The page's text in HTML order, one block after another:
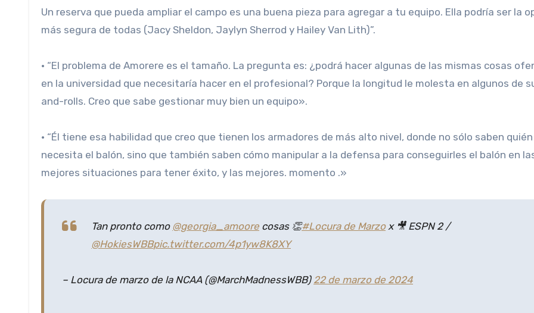
Un reserva que pueda ampliar el campo es una buena pieza para agregar a tu equipo. Ella podría ser la
más segura de todas (Jacy Sheldon, Jaylyn Sherrod y Hailey Van Lith)”.
• “El problema de Amorere es el tamaño. La pregunta es: ¿podrá hacer algunas de las mismas cosas
en la universidad que necesitaría hacer en el profesional? Porque la longitud le molesta en algunos de
and-rolls. Creo que sabe gestionar muy bien un equipo».
• “Él tiene esa habilidad que creo que tienen los armadores de más alto nivel, donde no sólo saben quién
necesita el balón, sino que también saben cómo manipular a la defensa para conseguirles el balón en
mejores situaciones para tener éxito, y las mejores. momento .»
Tan pronto como @georgia_amoore cosas 👏#Locura de Marzox 🎥 ESPN 2 /
@HokiesWBBpic.twitter.com/4p1yw8K8XY
– Locura de marzo de la NCAA (@MarchMadnessWBB) 22 de marzo de 2024